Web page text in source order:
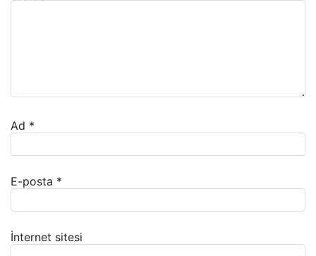
Ad *
E-posta *
İnternet sitesi